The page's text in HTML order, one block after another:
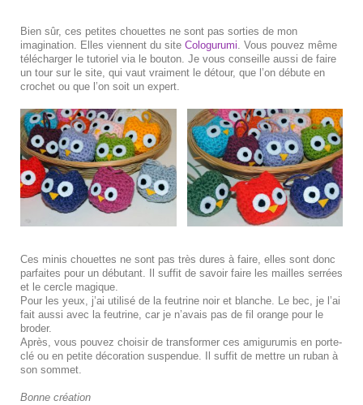
Bien sûr, ces petites chouettes ne sont pas sorties de mon
imagination. Elles viennent du site Cologurumi . Vous pouvez même
télécharger le tutoriel via le bouton. Je vous conseille aussi de faire
un tour sur le site, qui vaut vraiment le détour, que l’on débute en
crochet ou que l’on soit un expert.
Ces minis chouettes ne sont pas très dures à faire, elles sont donc
parfaites pour un débutant. Il suffit de savoir faire les mailles serrées
et le cercle magique.
Pour les yeux, j’ai utilisé de la feutrine noir et blanche. Le bec, je l’ai
fait aussi avec la feutrine, car je n’avais pas de fil orange pour le
broder.
Après, vous pouvez choisir de transformer ces amigurumis en porte-
clé ou en petite décoration suspendue. Il suffit de mettre un ruban à
son sommet.
Bonne création